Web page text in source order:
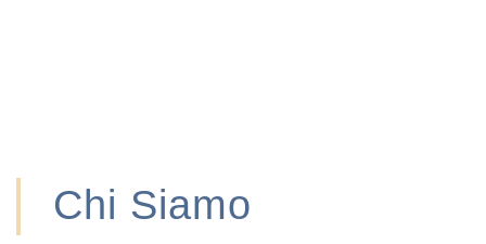
Chi Siamo